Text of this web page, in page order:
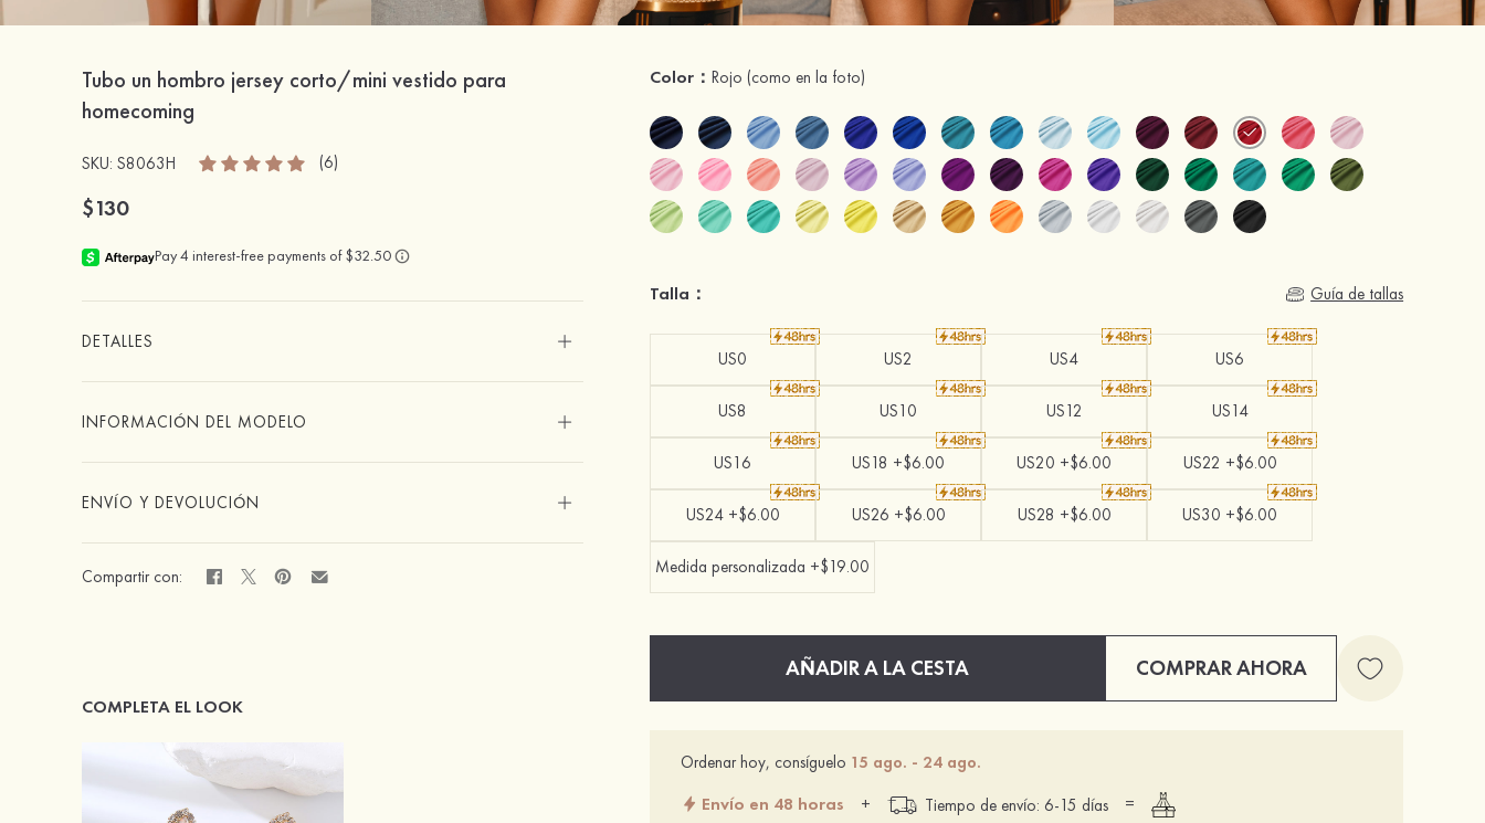
Tubo un hombro jersey corto/mini vestido para
homecoming
SKU: S8063H (6)
$130
DETALLES
INFORMACIÓN DEL MODELO
ENVÍO Y DEVOLUCIÓN
Compartir con:
COMPLETA EL LOOK
Color：Rojo (como en la foto)
Talla： Guía de tallas
US0 US2 US4 US6
US8 US10 US12 US14
US16 US18 +$6.00 US20 +$6.00 US22 +$6.00
US24 +$6.00 US26 +$6.00 US28 +$6.00 US30 +$6.00
Medida personalizada +$19.00
AÑADIR A LA CESTA COMPRAR AHORA
Ordenar hoy, consíguelo 15 ago. - 24 ago.
Envío en 48 horas + Tiempo de envío: 6-15 días
=